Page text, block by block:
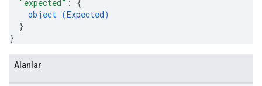
"expected" : {
object (Expected)
}
}
Alanlar